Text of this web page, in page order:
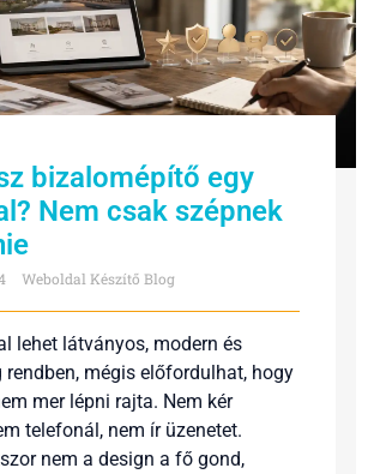
bizalomépítő egy
Nem csak szépnek
Weboldal Készítő Blog
lehet látványos, modern és
mégis előfordulhat, hogy
mer lépni rajta. Nem kér
telefonál, nem ír üzenetet.
nem a design a fő gond,